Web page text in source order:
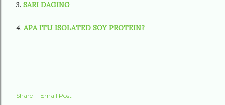
3. SARI DAGING
4. APA ITU ISOLATED SOY PROTEIN?
Share
Email Post